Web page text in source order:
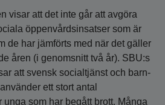
visar att det inte går att avgöra
öppenvårdsinsatser som är
de har jämförts med när det gäller
åren (i genomsnitt två år). SBU:s
att svensk socialtjänst och barn-
ett stort antal
som har begått brott. Många